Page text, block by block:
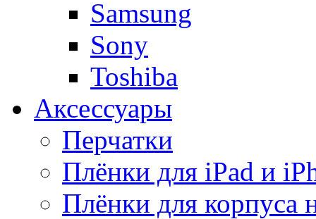
Samsung
Sony
Toshiba
Аксессуары
Перчатки
Плёнки для iPad и
Плёнки для корпуса